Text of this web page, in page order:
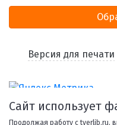
Версия для печати
Сайт использует
Продолжая работу с tverlib.ru,